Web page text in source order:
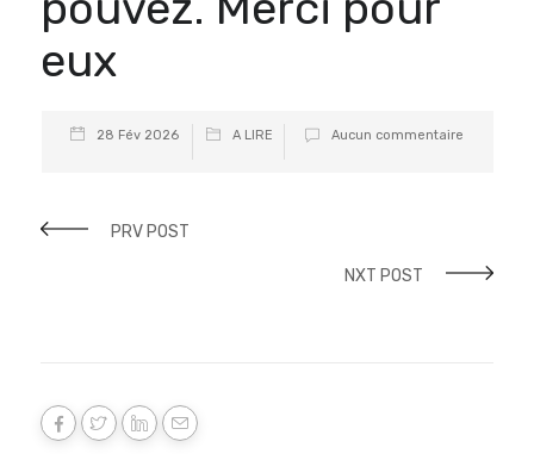
eux
28 Fév 2026 A LIRE Aucun commentaire
PRV POST
NXT POST